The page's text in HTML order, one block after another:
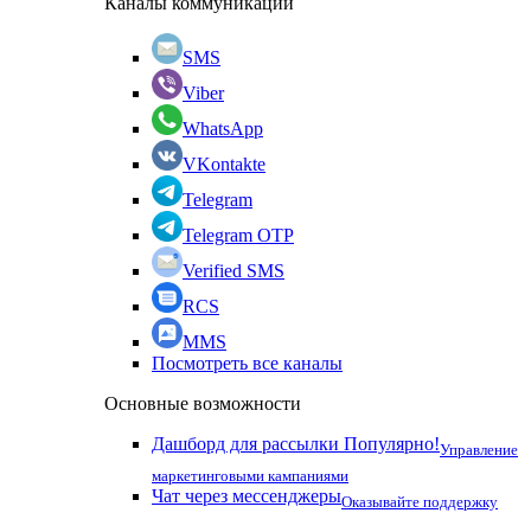
SMS
Viber
WhatsApp
VKontakte
Telegram
Telegram OTP
Verified SMS
RCS
MMS
Посмотреть все каналы
Основные возможности
Дашборд для рассылки Популярно!Управление
маркетинговыми кампаниями
Чат через мессенджерыОказывайте поддержку